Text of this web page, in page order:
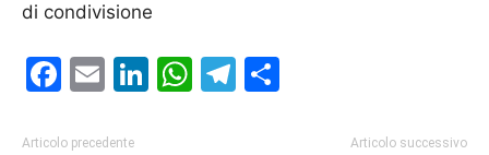
di condivisione
Facebook
EmailLinkedIn
WhatsApp
Telegram
Articolo precedente Articolo successivo